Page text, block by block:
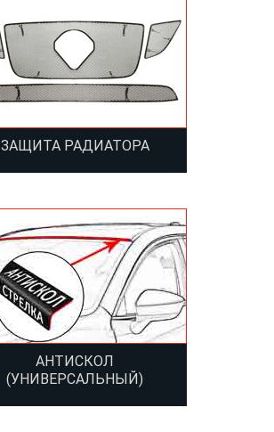
ЗАЩИТА РАДИАТОРА
АНТИСКОЛ
(УНИВЕРСАЛЬНЫЙ)